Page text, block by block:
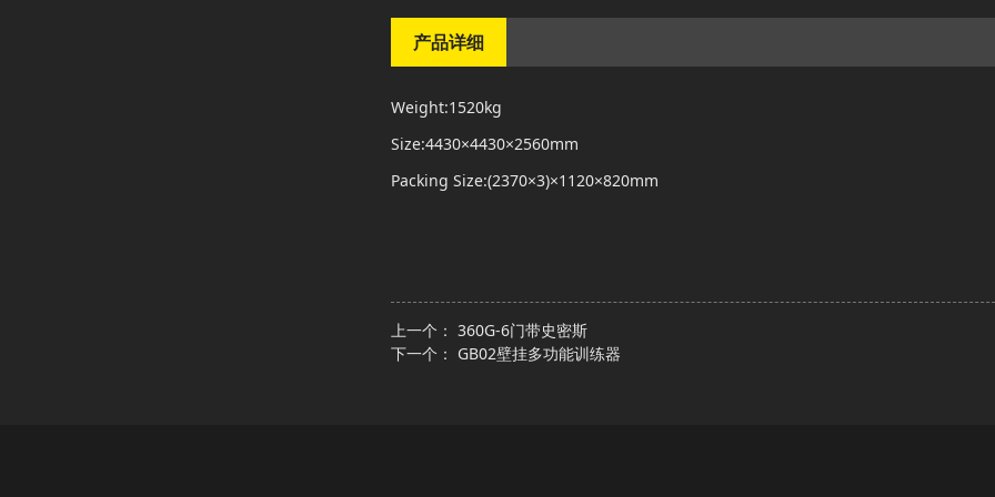
产品详细
Weight:1520kg
Size:4430×4430×2560mm
Packing Size:(2370×3)×1120×820mm
上一个： 360G-6门带史密斯
下一个： GB02壁挂多功能训练器